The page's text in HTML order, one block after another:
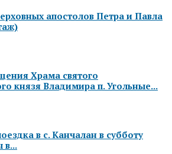
апостолов Петра и Павла
Храма святого
князя Владимира п. Угольные...
в с. Канчалан в субботу
в...